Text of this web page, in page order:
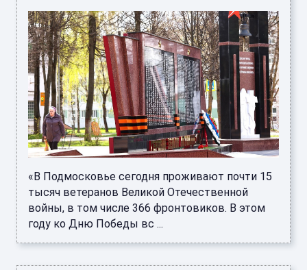
«В Подмосковье сегодня проживают почти 15
тысяч ветеранов Великой Отечественной
войны, в том числе 366 фронтовиков. В этом
году ко Дню Победы вс ...